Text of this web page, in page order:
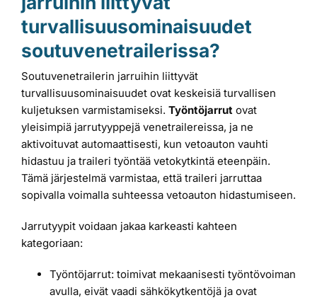
turvallisuusominaisuudet
soutuvenetrailerissa?
Soutuvenetrailerin jarruihin liittyvät
turvallisuusominaisuudet ovat keskeisiä turvallisen
kuljetuksen varmistamiseksi. Työntöjarrut ovat
yleisimpiä jarrutyyppejä venetrailereissa, ja ne
aktivoituvat automaattisesti, kun vetoauton vauhti
hidastuu ja traileri työntää vetokytkintä eteenpäin.
Tämä järjestelmä varmistaa, että traileri jarruttaa
sopivalla voimalla suhteessa vetoauton hidastumiseen.
Jarrutyypit voidaan jakaa karkeasti kahteen
kategoriaan:
Työntöjarrut: toimivat mekaanisesti työntövoiman
avulla, eivät vaadi sähkökytkentöjä ja ovat